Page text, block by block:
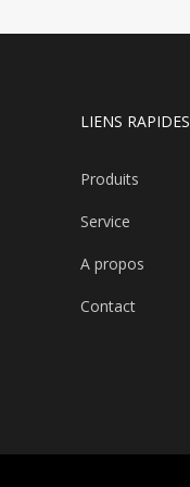
LIENS RAPIDES
Produits
Service
A propos
Contact